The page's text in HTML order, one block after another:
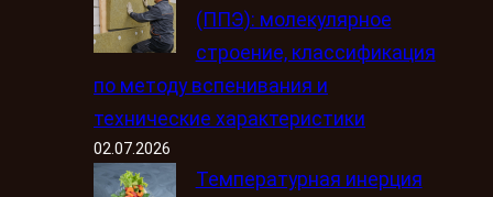
(ППЭ): молекулярное
строение, классификация
по методу вспенивания и
технические характеристики
02.07.2026
Температурная инерция